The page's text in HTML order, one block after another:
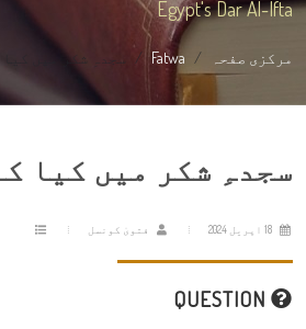
Egypt's Dar Al-Ifta
مرکزی صفحہ Fatwa سجدہِ شکر میں
سجدہِ شکر میں کیا
فتویٰ کونسل